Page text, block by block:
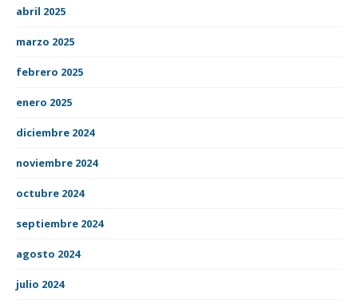
abril 2025
marzo 2025
febrero 2025
enero 2025
diciembre 2024
noviembre 2024
octubre 2024
septiembre 2024
agosto 2024
julio 2024